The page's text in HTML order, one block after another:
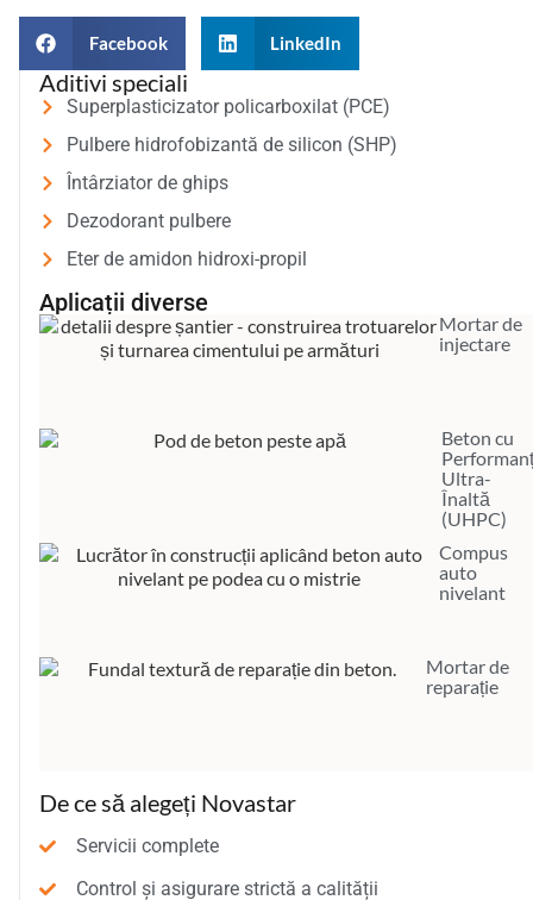
Facebook LinkedIn
Aditivi speciali
Superplasticizator policarboxilat (PCE)
Pulbere hidrofobizantă de silicon (SHP)
Întârziator de ghips
Dezodorant pulbere
Eter de amidon hidroxi-propil
Aplicații diverse
Mortar de
injectare
Beton cu
Ultra-
Înaltă
(UHPC)
Compus
auto
nivelant
Mortar de
reparație
De ce să alegeți Novastar
Servicii complete
Control și asigurare strictă a calității